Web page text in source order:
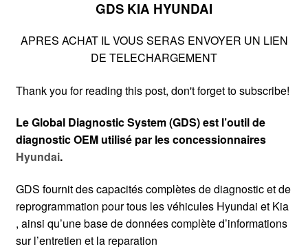
GDS KIA HYUNDAI
APRES ACHAT IL VOUS SERAS ENVOYER UN LIEN
DE TELECHARGEMENT
Thank you for reading this post, don't forget to subscribe!
Le Global Diagnostic System (GDS) est l’outil de
diagnostic OEM utilisé par les concessionnaires
Hyundai.
GDS fournit des capacités complètes de diagnostic et de
reprogrammation pour tous les véhicules Hyundai et Kia
, ainsi qu’une base de données complète d’informations
sur l’entretien et la reparation